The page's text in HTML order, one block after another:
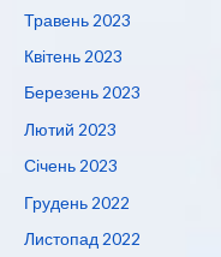
Травень 2023
Квітень 2023
Березень 2023
Лютий 2023
Січень 2023
Грудень 2022
Листопад 2022